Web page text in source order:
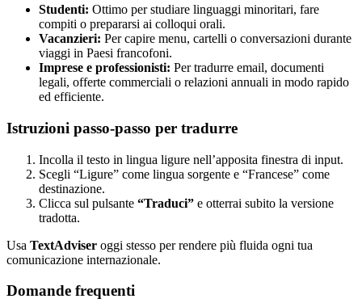
Studenti: Ottimo per studiare linguaggi minoritari, fare
compiti o prepararsi ai colloqui orali.
Vacanzieri: Per capire menu, cartelli o conversazioni durante
viaggi in Paesi francofoni.
Imprese e professionisti: Per tradurre email, documenti
legali, offerte commerciali o relazioni annuali in modo rapido
ed efficiente.
Istruzioni passo-passo per tradurre
Incolla il testo in lingua ligure nell’apposita finestra di input.
Scegli “Ligure” come lingua sorgente e “Francese” come
destinazione.
Clicca sul pulsante “Traduci” e otterrai subito la versione
tradotta.
Usa TextAdviser oggi stesso per rendere più fluida ogni tua
comunicazione internazionale.
Domande frequenti